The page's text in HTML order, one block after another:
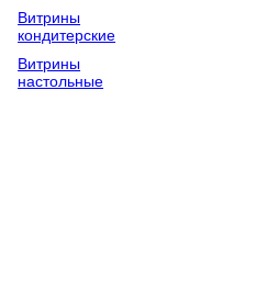
Витрины
кондитерские
Витрины
настольные